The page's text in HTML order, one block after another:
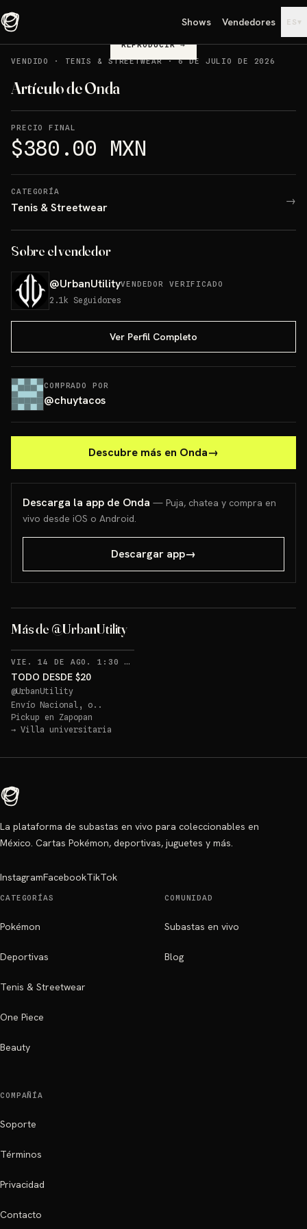
Shows Vendedores ES ▾
REPRODUCIR→
VENDIDO
· TENIS & STREETWEAR·6 DE JULIO DE 2026
Artículo de Onda
PRECIO FINAL
$380.00 MXN
CATEGORÍA
Tenis & Streetwear →
Sobre el vendedor
@UrbanUtilityVENDEDOR VERIFICADO
2.1k Seguidores
Ver Perfil Completo
COMPRADO POR
@chuytacos
Descubre más en Onda→
Descarga la app de Onda — Puja, chatea y compra en
vivo desde iOS o Android.
Descargar app→
Más de @UrbanUtility
VIE. 14 DE AGO. 1:30 AM
TODO DESDE $20
@UrbanUtility
Envío Nacional, o..
Pickup en Zapopan
→ Villa universitaria
La plataforma de subastas en vivo para coleccionables en
México. Cartas Pokémon, deportivas, juguetes y más.
InstagramFacebookTikTok
CATEGORÍAS
Pokémon
Deportivas
Tenis & Streetwear
One Piece
Beauty
COMUNIDAD
Subastas en vivo
Blog
COMPAÑÍA
Soporte
Términos
Privacidad
Contacto